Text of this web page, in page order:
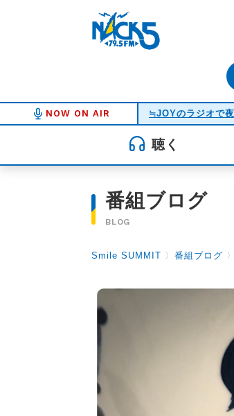
NOW ON AIR ≒JOYのラジオで
聴く
番組ブログ
BLOG
Smile SUMMIT 〉 番組ブログ 〉